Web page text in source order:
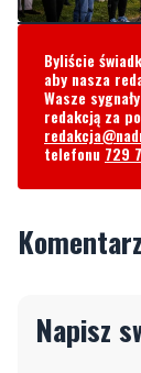
Byliście
aby nasza
Wasze
redakcją za
telefonu 729
Napisz